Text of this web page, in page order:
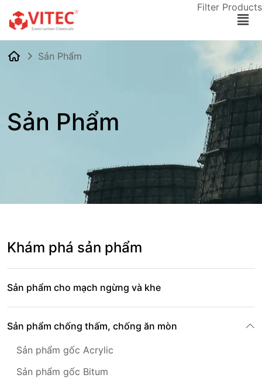
Sản Phẩm
Sản Phẩm
Khám phá sản phẩm
Sản phẩm cho mạch ngừng và khe
Sản phẩm chống thấm, chống ăn mòn
Sản phẩm gốc Acrylic
Sản phẩm gốc Bitum
Filter Products